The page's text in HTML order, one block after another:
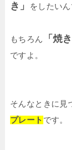
き」
をしたいん
もちろん 「焼
ですよ。
そんなときに見
プレート です。